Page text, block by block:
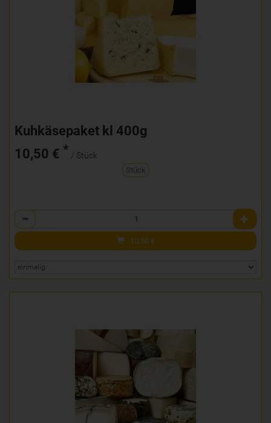
Kuhkäsepaket kl 400g
10,50 € * / Stück
Stück
Anzahl
10,50 €